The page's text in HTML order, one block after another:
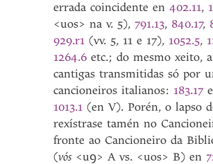
errada coincidente en402.11,
<uos> na v. 5),791.13, 840.17,
929.r1 (vv. 5, 11 e 17), 1052.5,
1264.6 etc.; do mesmo xeito,
cantigas transmitidas só por
cancioneiros italianos: 183.17 e
1013.1 (en V). Porén, o lapso
rexístrase tamén no
fronte ao Cancioneiro da
(vós <uꝯ> A vs. <uos> B) en